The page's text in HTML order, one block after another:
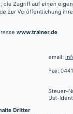
die Zugriff auf einen
zur Veröffentlichung
www.trainer.de
email:
Fax:
Steuer-
Ust-
Dritter